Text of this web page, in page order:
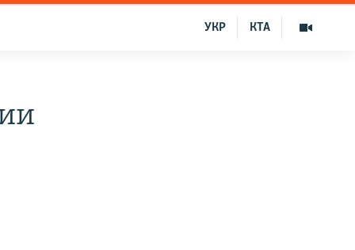
КТА
УКР